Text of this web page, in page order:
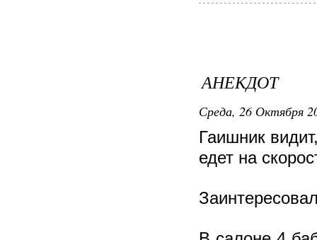
АНЕКДОТ
Среда, 26 Октября
Гаишник
едет на